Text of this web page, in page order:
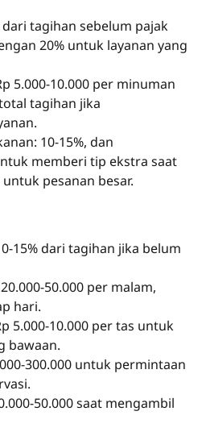
dari tagihan sebelum pajak
20% untuk layanan yang
5.000-10.000 per minuman
tagihan jika
10-15%, dan
memberi tip ekstra saat
pesanan besar.
15% dari tagihan jika belum
50.000 per malam,
hari.
5.000-10.000 per tas untuk
bawaan.
300.000 untuk permintaan
50.000 saat mengambil